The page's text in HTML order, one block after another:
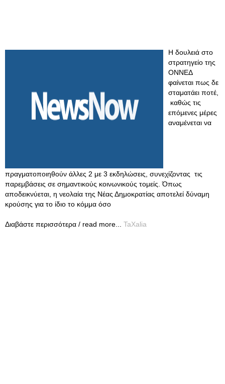
Η δουλειά στο
στρατηγείο της
ΟΝΝΕΔ
φαίνεται πως δε
σταματάει ποτέ,
καθώς τις
επόμενες μέρες
αναμένεται να
πραγματοποιηθούν άλλες 2 με 3 εκδηλώσεις, συνεχίζοντας τις
παρεμβάσεις σε σημαντικούς κοινωνικούς τομείς. Όπως
αποδεικνύεται, η νεολαία της Νέας Δημοκρατίας αποτελεί δύναμη
κρούσης για το ίδιο το κόμμα όσο
Διαβάστε περισσότερα / read more... TaXalia